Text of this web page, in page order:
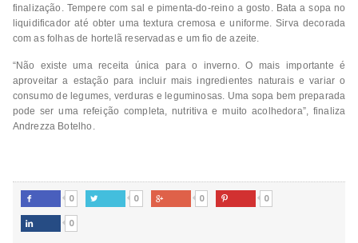
finalização. Tempere com sal e pimenta-do-reino a gosto. Bata a sopa no
liquidificador até obter uma textura cremosa e uniforme. Sirva decorada
com as folhas de hortelã reservadas e um fio de azeite.
“Não existe uma receita única para o inverno. O mais importante é
aproveitar a estação para incluir mais ingredientes naturais e variar o
consumo de legumes, verduras e leguminosas. Uma sopa bem preparada
pode ser uma refeição completa, nutritiva e muito acolhedora”, finaliza
Andrezza Botelho.
 0  0  0  0
 0